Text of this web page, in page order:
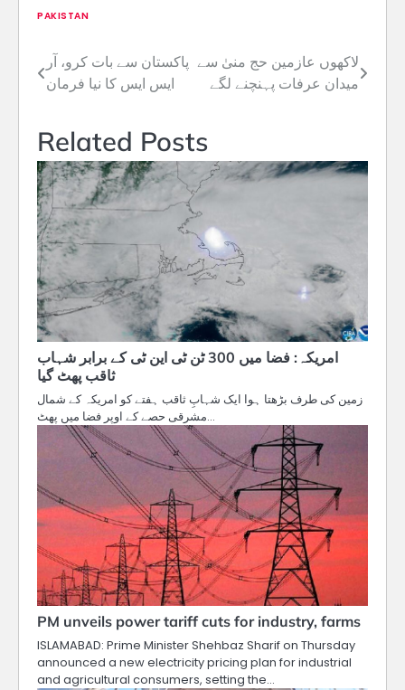
PAKISTAN
Post
navigation
پاکستان سے بات کرو، آر
ایس ایس کا نیا فرمان
لاکھوں عازمین حج منیٰ سے
میدان عرفات پہنچنے لگے
Related Posts
امریکہ: فضا میں 300 ٹن ٹی این ٹی کے برابر شہاب
ثاقب پھٹ گیا
زمین کی طرف بڑھتا ہوا ایک شہابِ ثاقب ہفتے کو امریکہ کے شمال
مشرقی حصے کے اوپر فضا میں پھٹ…
PM unveils power tariff cuts for industry, farms
ISLAMABAD: Prime Minister Shehbaz Sharif on Thursday
announced a new electricity pricing plan for industrial
and agricultural consumers, setting the…